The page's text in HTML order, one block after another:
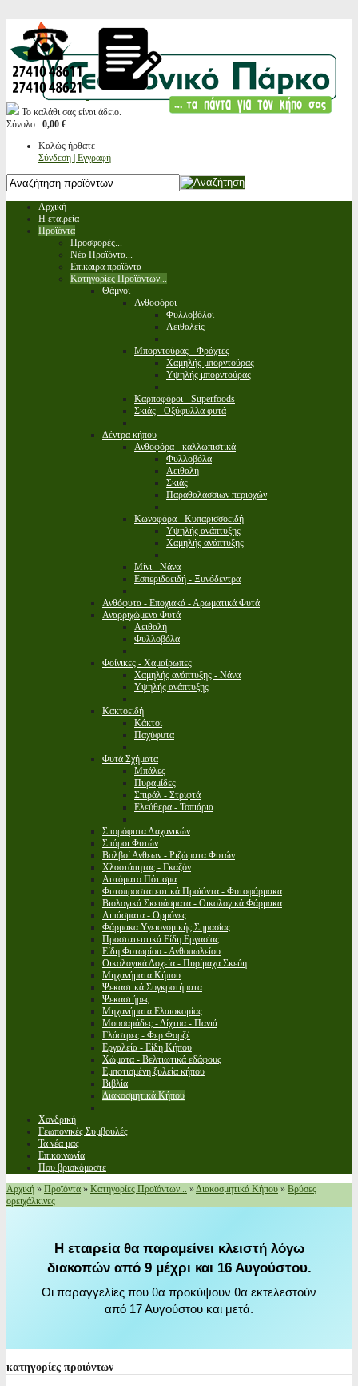
Το καλάθι σας είναι άδειο.
Σύνολο : 0,00 €
Καλώς ήρθατε
Σύνδεση | Εγγραφή
Αρχική
Η εταιρεία
Προϊόντα
Προσφορές...
Νέα Προϊόντα...
Επίκαιρα προϊόντα
Κατηγορίες Προϊόντων...
Θάμνοι
Ανθοφόροι
Φυλλοβόλοι
Αειθαλείς
Μπορντούρας - Φράχτες
Χαμηλής μπορντούρας
Υψηλής μπορντούρας
Καρποφόροι - Superfoods
Σκιάς - Οξύφυλλα φυτά
Δέντρα κήπου
Ανθοφόρα - καλλωπιστικά
Φυλλοβόλα
Αειθαλή
Σκιάς
Παραθαλάσσιων περιοχών
Κωνοφόρα - Κυπαρισσοειδή
Υψηλής ανάπτυξης
Χαμηλής ανάπτυξης
Μίνι - Νάνα
Εσπεριδοειδή - Ξυνόδεντρα
Ανθόφυτα - Εποχιακά - Αρωματικά Φυτά
Αναρριχώμενα Φυτά
Αειθαλή
Φυλλοβόλα
Φοίνικες - Χαμαίρωπες
Χαμηλής ανάπτυξης - Νάνα
Υψηλής ανάπτυξης
Κακτοειδή
Κάκτοι
Παχύφυτα
Φυτά Σχήματα
Μπάλες
Πυραμίδες
Σπιράλ - Στριφτά
Ελεύθερα - Τοπιάρια
Σπορόφυτα Λαχανικών
Σπόροι Φυτών
Βολβοί Ανθεων - Ριζώματα Φυτών
Χλοοτάπητας - Γκαζόν
Αυτόματο Πότισμα
Φυτοπροστατευτικά Προϊόντα - Φυτοφάρμακα
Βιολογικά Σκευάσματα - Οικολογικά Φάρμακα
Λιπάσματα - Ορμόνες
Φάρμακα Υγειονομικής Σημασίας
Προστατευτικά Είδη Εργασίας
Είδη Φυτωρίου - Ανθοπωλείου
Οικολογικά Δοχεία - Πυρίμαχα Σκεύη
Μηχανήματα Κήπου
Ψεκαστικά Συγκροτήματα
Ψεκαστήρες
Μηχανήματα Ελαιοκομίας
Μουσαμάδες - Δίχτυα - Πανιά
Γλάστρες - Φερ Φορζέ
Εργαλεία - Είδη Κήπου
Χώματα - Βελτιωτικά εδάφους
Εμποτισμένη ξυλεία κήπου
Βιβλία
Διακοσμητικά Κήπου
Χονδρική
Γεωπονικές Συμβουλές
Τα νέα μας
Επικοινωνία
Που βρισκόμαστε
Αρχική » Προϊόντα » Κατηγορίες Προϊόντων... »Διακοσμητικά Κήπου » Βρύσες
ορειχάλκινες
Η εταιρεία θα παραμείνει κλειστή λόγω
διακοπών από 9 μέχρι και 16 Αυγούστου.
Οι παραγγελίες που θα προκύψουν θα εκτελεστούν
από 17 Αυγούστου και μετά.
κατηγορίες προιόντων